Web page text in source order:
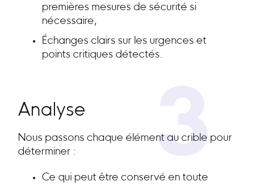
premières mesures de sécurité si
nécessaire,
Échanges clairs sur les urgences et
points critiques détectés.
3
Analyse
Nous passons chaque élément au crible pour
déterminer :
Ce qui peut être conservé en toute